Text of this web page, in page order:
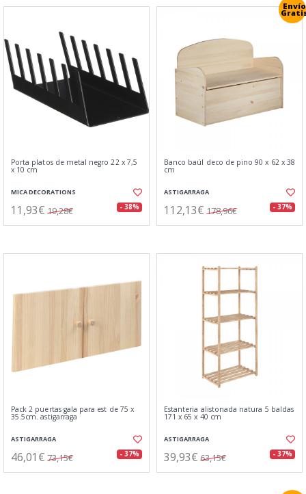
Porta platos de metal negro 22 x 7,5
x 10 cm
MICA DECORATIONS
11,93€ 19,28€ - 38%
Envío
Banco baúl deco de pino 90 x 62 x 38
cm
ASTIGARRAGA
112,13€ 178,96€ - 37%
Pack 2 puertas gala para est de 75 x
35.5cm. astigarraga
ASTIGARRAGA
46,01€ 73,15€ - 37%
Estanteria alistonada natura 5 baldas
171 x 65 x 40 cm
ASTIGARRAGA
39,93€ 63,15€ - 37%